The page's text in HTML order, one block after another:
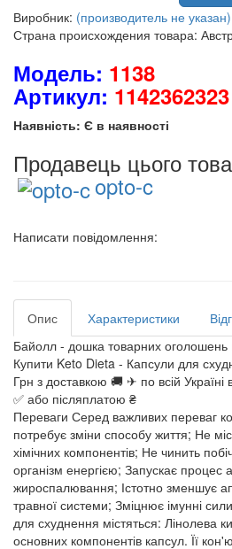
Виробник: (производитель не указан)
Страна происхождения товара:
Модель: 1138
Артикул: 1142362323
Наявність: Є в наявності
Продавець цього
opto-c
Написати повідомлення:
Опис Характеристики
Байолл - дошка товарних оголошень
Купити Keto Dieta - Капсули для
Грн з доставкою 🚚 ✈ по всій
✅ або післяплатою ₴
Переваги Серед важливих переваг
потребує зміни способу життя; Не
хімічних компонентів; Не чинить
організм енергією; Запускає процес
жироспалювання; Істотно зменшує
травної системи; Зміцнює імунні
для схуднення містяться: Лінолева
основних компонентів капсул. Її